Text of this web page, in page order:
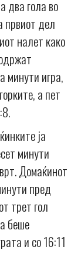
два гола во
првиот дел
налет како
минути игра,
а пет
ја
минути
Домаќинот
пред
трет гол
беше
и со 16:11